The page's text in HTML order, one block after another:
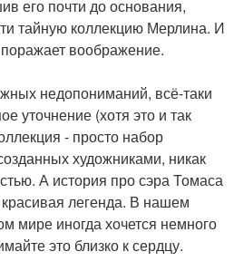
его почти до основания,
тайную коллекцию Мерлина. И
воображение.
недопониманий, всё-таки
уточнение (хотя это и так
- просто набор
художниками, никак
А история про сэра Томаса
легенда. В нашем
мире иногда хочется немного
это близко к сердцу.